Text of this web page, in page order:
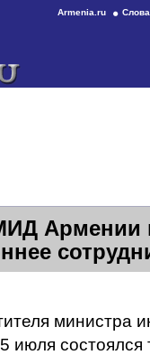
Armenia.ru
Армении
министра
июля состоялся